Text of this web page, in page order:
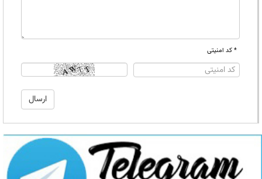
* کد امنیتی